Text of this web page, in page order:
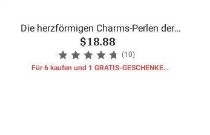
Die herzförmigen Charms-Perlen der
Schwester
$18.88
(10)
Für 6 kaufen und 1 GRATIS-GESCHENKE